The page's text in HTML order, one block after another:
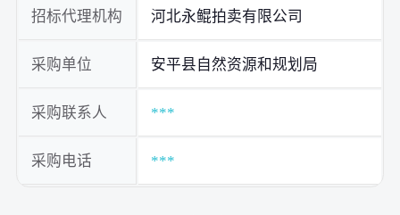
招标代理机构 河北永鲲拍卖有限公司
采购单位 安平县自然资源和规划局
采购联系人 ***
采购电话 ***